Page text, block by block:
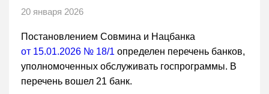
20 января 2026
Постановлением Совмина и Нацбанка
от 15.01.2026 № 18/1 определен перечень банков,
уполномоченных обслуживать госпрограммы. В
перечень вошел 21 банк.